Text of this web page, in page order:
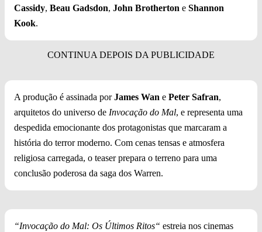
Cassidy, Beau Gadsdon, John Brotherton e Shannon
Kook.
A produção é assinada porJames Wan e Peter Safran,
arquitetos do universo de Invocação do Mal, e representa uma
despedida emocionante dos protagonistas que marcaram a
história do terror moderno. Com cenas tensas e atmosfera
religiosa carregada, o teaser prepara o terreno para uma
conclusão poderosa da saga dos Warren.
“Invocação do Mal: Os Últimos Ritos“ estreia nos cinemas